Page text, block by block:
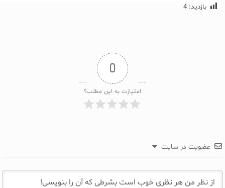
بازدید: 4
0
امتیازت به این مطلب؟
عضویت در سایت